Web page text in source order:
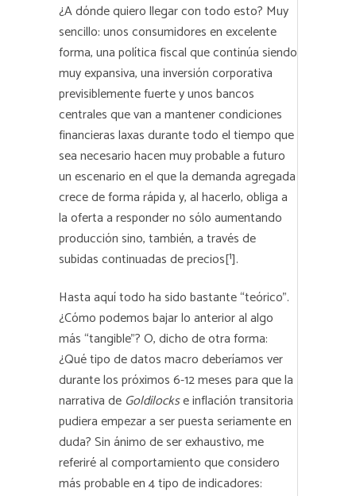
¿A dónde quiero llegar con todo esto? Muy
sencillo: unos consumidores en excelente
forma, una política fiscal que continúa siendo
muy expansiva, una inversión corporativa
previsiblemente fuerte y unos bancos
centrales que van a mantener condiciones
financieras laxas durante todo el tiempo que
sea necesario hacen muy probable a futuro
un escenario en el que la demanda agregada
crece de forma rápida y, al hacerlo, obliga a
la oferta a responder no sólo aumentando
producción sino, también, a través de
subidas continuadas de precios[¹].
Hasta aquí todo ha sido bastante “teórico”.
¿Cómo podemos bajar lo anterior al algo
más “tangible”? O, dicho de otra forma:
¿Qué tipo de datos macro deberíamos ver
durante los próximos 6-12 meses para que la
narrativa deGoldilockse inflación transitoria
pudiera empezar a ser puesta seriamente en
duda? Sin ánimo de ser exhaustivo, me
referiré al comportamiento que considero
más probable en 4 tipo de indicadores: